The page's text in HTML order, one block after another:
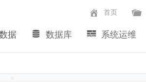
据 数据库 系统运维
首页